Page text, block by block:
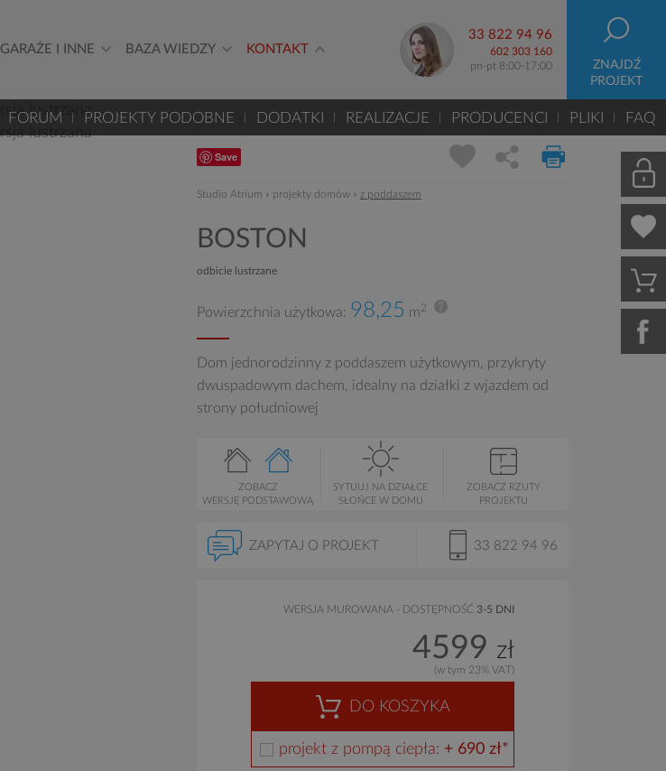
GARAŻE I INNE BAZA WIEDZY KONTAKT
33 822 94 96
602 303 160
pn-pt 8:00-17:00
ZNAJDŹ
PROJEKT
Save
Studio Atrium » projekty domów » z poddaszem
BOSTON
odbicie lustrzane
Powierzchnia użytkowa: 98,25 m2
Dom jednorodzinny z poddaszem użytkowym, przykryty
dwuspadowym dachem, idealny na działki z wjazdem od
strony południowej
ZOBACZ
WERSJĘ PODSTAWOWĄ
SYTUUJ NA DZIAŁCE
SŁOŃCE W DOMU
ZOBACZ RZUTY
PROJEKTU
ZAPYTAJ O PROJEKT 33 822 94 96
WERSJA MUROWANA - DOSTĘPNOŚĆ 3-5 DNI
4599 zł
(w tym 23% VAT)
DO KOSZYKA
projekt z pompą ciepła: + 690 zł*
FORUM PROJEKTY PODOBNE DODATKI REALIZACJE PRODUCENCI PLIKI FAQ